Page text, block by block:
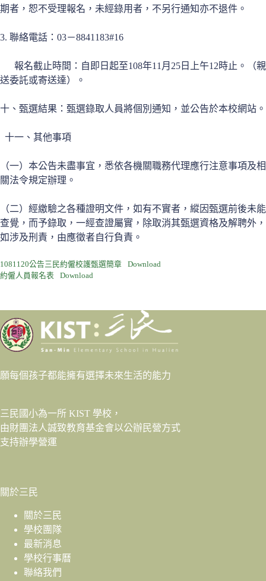
期者，恕不受理報名，未經錄用者，不另行通知亦不退件。
3. 聯絡電話：03－8841183#16
報名截止時間：自即日起至108年11月25日上午12時止。（親
送委託或寄送達）。
十、甄選結果：甄選錄取人員將個別通知，並公告於本校網站。
十一、其他事項
（一）本公告未盡事宜，悉依各機關職務代理應行注意事項及相
關法令規定辦理。
（二）經繳驗之各種證明文件，如有不實者，縱因甄選前後未能
查覺，而予錄取，一經查證屬實，除取消其甄選資格及解聘外，
如涉及刑責，由應徵者自行負責。
1081120公告三民約僱校護甄選簡章
Download
約僱人員報名表
Download
願每個孩子都能擁有選擇未來生活的能力
三民國小為一所 KIST 學校，
由財團法人誠致教育基金會以公辦民營方式
支持辦學營運
關於三民
關於三民
學校團隊
最新消息
學校行事曆
聯絡我們